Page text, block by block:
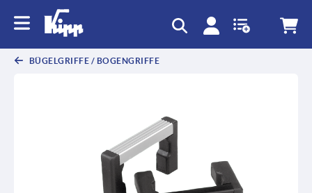
BÜGELGRIFFE / BOGENGRIFFE